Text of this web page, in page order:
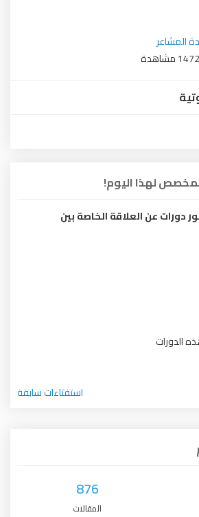
لهذا اليوم!
عن العلاقة الخاصة بين
الدورات
استفتاءات سابقة
876
المقالات